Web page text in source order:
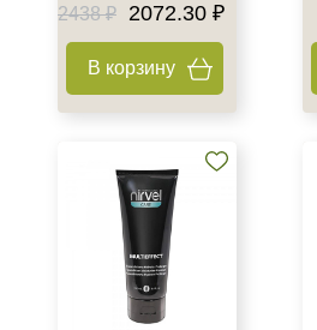
Блеск и сияние волос
2438 ₽
2072.30 ₽
В корзину